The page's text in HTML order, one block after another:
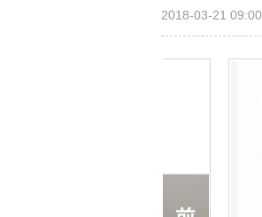
2018-03-21 09:00